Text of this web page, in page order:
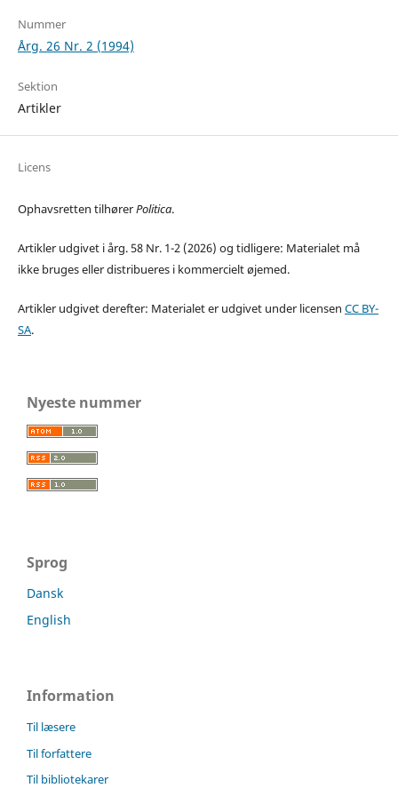
Nummer
Årg. 26 Nr. 2 (1994)
Sektion
Artikler
Licens
Ophavsretten tilhørerPolitica.
Artikler udgivet i årg. 58 Nr. 1-2 (2026) og tidligere: Materialet må
ikke bruges eller distribueres i kommercielt øjemed.
Artikler udgivet derefter: Materialet er udgivet under licensen CC BY-
SA.
Nyeste nummer
Sprog
Dansk
English
Information
Til læsere
Til forfattere
Til bibliotekarer